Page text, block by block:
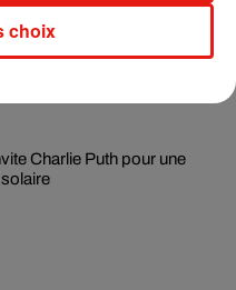
invite Selena Gomez et
son nouveau single
Charlie Puth pour une
choix